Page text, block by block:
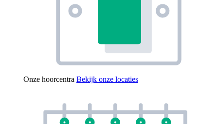
Onze hoorcentra Bekijk onze locaties